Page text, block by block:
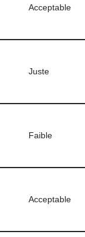
Acceptable
Juste
Faible
Acceptable